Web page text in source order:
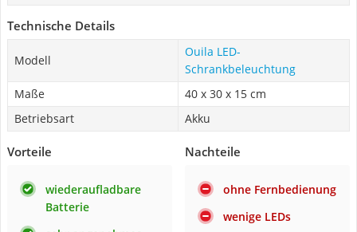
Technische Details
Modell
Ouila LED-
Schrankbeleuchtung
Maße
40 x 30 x 15 cm
Betriebsart
Akku
Vorteile
wiederaufladbare
Batterie
Nachteile
ohne Fernbedienung
wenige LEDs